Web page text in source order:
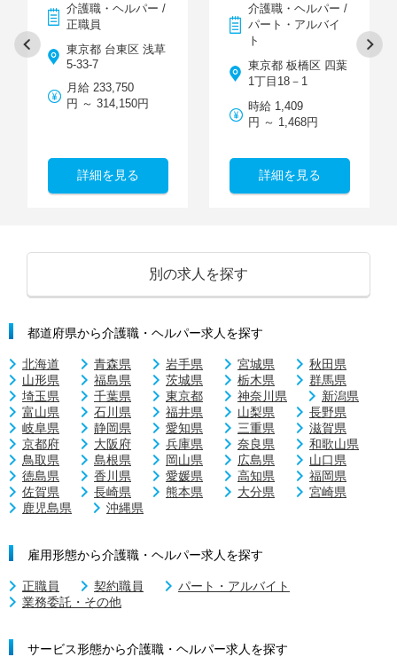
介護職・ヘルパー /
正職員
東京都 台東区 浅草
5-33-7
月給 233,750
円 ～ 314,150円
詳細を見る
介護職・ヘルパー /
パート・アルバイ
ト
東京都 板橋区 四葉
1丁目18－1
時給 1,409
円 ～ 1,468円
詳細を見る
別の求人を探す
都道府県から介護職・ヘルパー求人を探す
北海道 青森県 岩手県 宮城県
秋田県
山形県
福島県 茨城県 栃木県
群馬県
埼玉県
千葉県 東京都 神奈川県
新潟県
富山県
石川県 福井県 山梨県
長野県
岐阜県
静岡県 愛知県 三重県
滋賀県
京都府
大阪府 兵庫県 奈良県
和歌山県
鳥取県
島根県 岡山県 広島県
山口県
徳島県
香川県 愛媛県 高知県
福岡県
佐賀県
長崎県 熊本県 大分県
宮崎県
鹿児島県
沖縄県
雇用形態から介護職・ヘルパー求人を探す
正職員 契約職員
パート・アルバイト
業務委託・その他
サービス形態から介護職・ヘルパー求人を探す